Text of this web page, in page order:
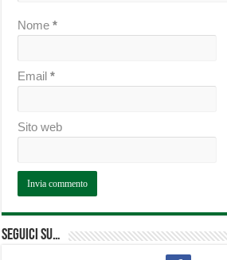
Nome*
Email*
Sito web
Seguici su…